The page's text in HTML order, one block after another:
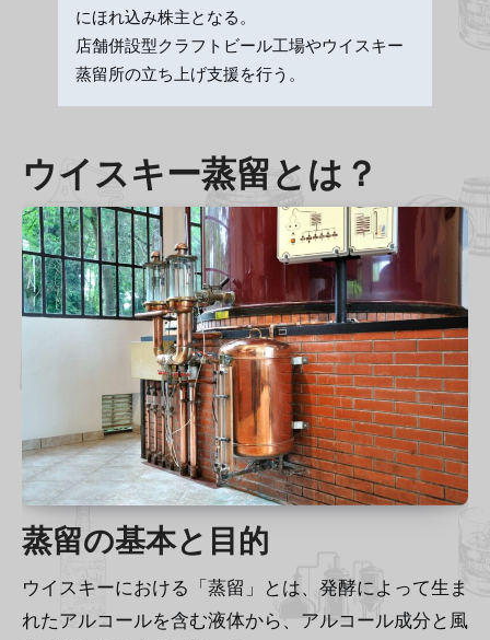
にほれ込み株主となる。
店舗併設型クラフトビール工場やウイスキー
蒸留所の立ち上げ支援を行う。
ウイスキー蒸留とは？
蒸留の基本と目的
ウイスキーにおける「蒸留」とは、発酵によって生ま
れたアルコールを含む液体から、アルコール成分と風